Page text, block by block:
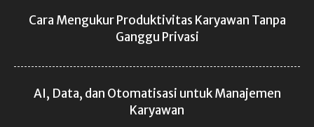
Cara Mengukur Produktivitas Karyawan Tanpa
Ganggu Privasi
AI, Data, dan Otomatisasi untuk Manajemen
Karyawan